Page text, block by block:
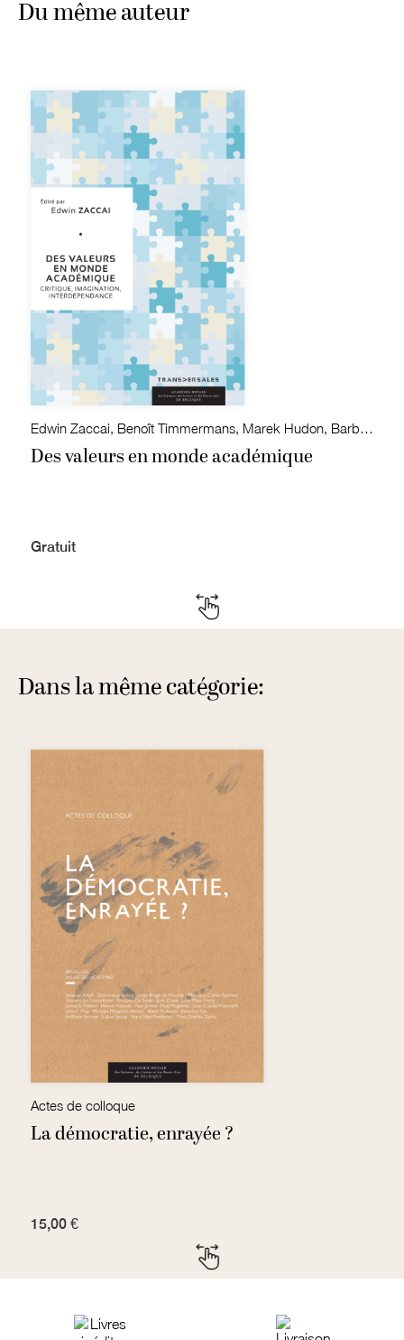
Du même auteur
Des valeurs en monde académique
Gratuit
Dans la même catégorie:
Actes de colloque
La démocratie, enrayée ?
15,00 €